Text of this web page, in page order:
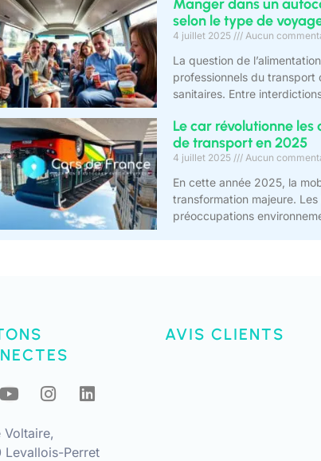
Manger dans un
selon le type de
4 juillet 2025 Aucun
La question de
professionnels du transport
sanitaires. Entre
Le car révolutionne
de transport en 2025
4 juillet 2025 Aucun
En cette année 2025, la
transformation majeure.
préoccupations
Voltaire,
Levallois-Perret
AVIS CLIENTS